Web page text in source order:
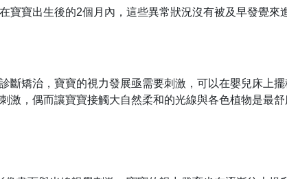
寶寶出生後的2個月內，這些異常狀況沒有被及早發覺
斷矯治，寶寶的視力發展亟需要刺激，可以在嬰兒床上
，偶而讓寶寶接觸大自然柔和的光線與各色植物是最舒